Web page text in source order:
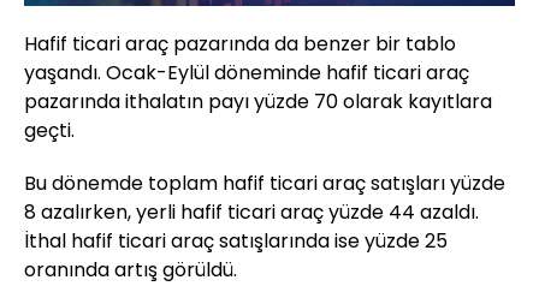
Hafif ticari araç pazarında da benzer bir tablo
yaşandı. Ocak-Eylül döneminde hafif ticari araç
pazarında ithalatın payı yüzde 70 olarak kayıtlara
geçti.
Bu dönemde toplam hafif ticari araç satışları yüzde
8 azalırken, yerli hafif ticari araç yüzde 44 azaldı.
İthal hafif ticari araç satışlarında ise yüzde 25
oranında artış görüldü.